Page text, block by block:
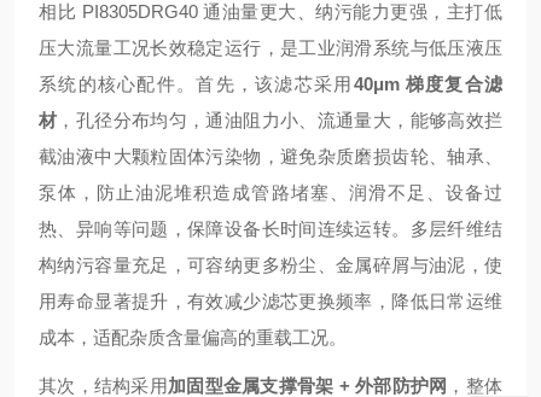
相比 PI8305DRG40 通油量更大、纳污能力更强，主打低
压大流量工况长效稳定运行，是工业润滑系统与低压液压
系统的核心配件。首先，该滤芯采用 40μm 梯度复合滤
材 ，孔径分布均匀，通油阻力小、流通量大，能够高效拦
截油液中大颗粒固体污染物，避免杂质磨损齿轮、轴承、
泵体，防止油泥堆积造成管路堵塞、润滑不足、设备过
热、异响等问题，保障设备长时间连续运转。多层纤维结
构纳污容量充足，可容纳更多粉尘、金属碎屑与油泥，使
用寿命显著提升，有效减少滤芯更换频率，降低日常运维
成本，适配杂质含量偏高的重载工况。
其次，结构采用加固型金属支撑骨架 + 外部防护网 ，整体